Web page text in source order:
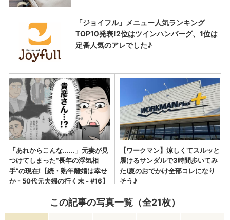
この記事の写真一覧（全21枚）